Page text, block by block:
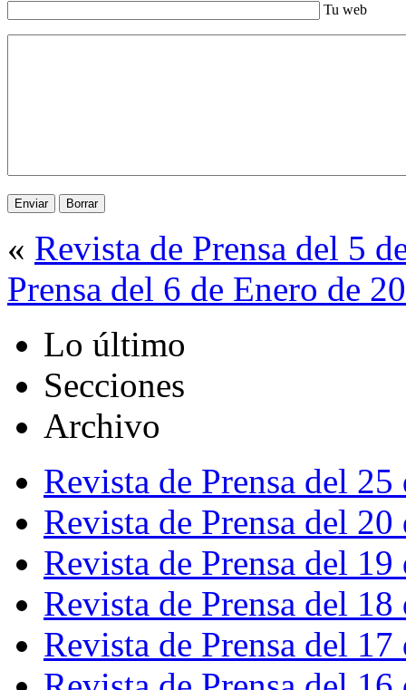
Tu web
« Revista de Prensa del 5
Prensa del 6 de Enero de
Lo último
Secciones
Archivo
Revista de Prensa del
Revista de Prensa del
Revista de Prensa del
Revista de Prensa del
Revista de Prensa del